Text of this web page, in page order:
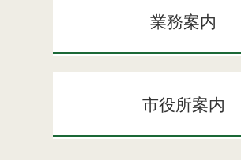
業務案内
市役所案内